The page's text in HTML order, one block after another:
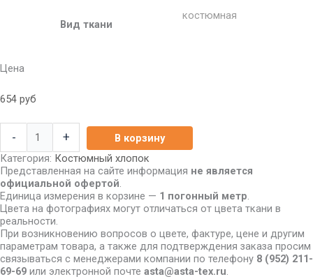
Вид ткани
костюмная
Цена
654 руб
- +
В корзину
Категория: Костюмный хлопок
Представленная на сайте информация не является
официальной офертой.
Единица измерения в корзине — 1 погонный метр.
Цвета на фотографиях могут отличаться от цвета ткани в
реальности.
При возникновению вопросов о цвете, фактуре, цене и другим
параметрам товара, а также для подтверждения заказа просим
связываться с менеджерами компании по телефону 8 (952) 211-
69-69 или электронной почте asta@asta-tex.ru.